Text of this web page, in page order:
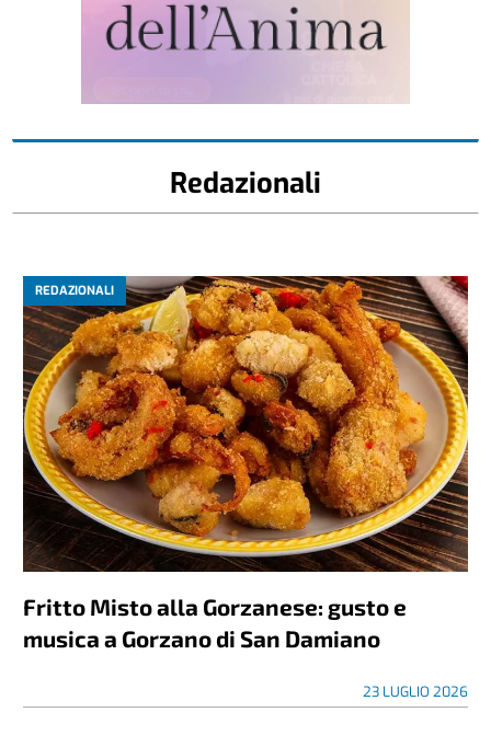
Redazionali
REDAZIONALI
Fritto Misto alla Gorzanese: gusto e
musica a Gorzano di San Damiano
23 LUGLIO 2026